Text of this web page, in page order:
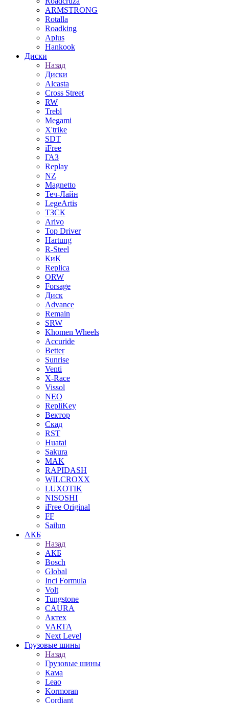
ARMSTRONG
Rotalla
Roadking
Aplus
Hankook
Диски
Назад
Диски
Alcasta
Cross Street
RW
Trebl
Megami
X'trike
SDT
iFree
ГАЗ
Replay
NZ
Magnetto
Теч-Лайн
LegeArtis
ТЗСК
Arivo
Top Driver
Hartung
R-Steel
КиК
Replica
ORW
Forsage
Диск
Advance
Remain
SRW
Khomen Wheels
Accuride
Better
Sunrise
Venti
X-Race
Vissol
NEO
RepliKey
Вектор
Скад
RST
Huatai
Sakura
MAK
RAPIDASH
WILCROXX
LUXOTIK
NISOSHI
iFree Original
FF
Sailun
АКБ
Назад
АКБ
Bosch
Global
Inci Formula
Volt
Tungstone
CAURA
Актех
VARTA
Next Level
Грузовые шины
Назад
Грузовые шины
Кама
Leao
Kormoran
Cordiant